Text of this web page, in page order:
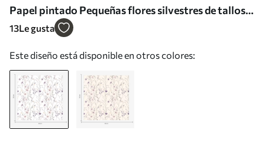
Papel pintado Pequeñas flores silvestres de tallos
finos sobre fondo claro Nr. a00003
13Le gusta
Este diseño está disponible en otros colores: